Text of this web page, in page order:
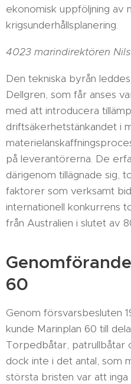
ekonomisk uppföljning av
krigsunderhållsplanering.
4023 marindirektören
Den tekniska byrån
Dellgren, som får anses
med att introducera
driftsäkerhetstänkandet i
på leverantörerna. De
därigenom tillägnade sig,
faktorer som verksamt
internationell konkurrens
från Australien i slutet av
60
Genom försvarsbesluten
kunde Marinplan 60 till
Torpedbåtar, patrullbåtar
dock inte i det antal, som
största bristen var att